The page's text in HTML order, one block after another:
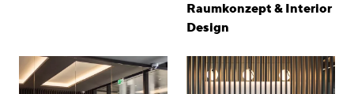
Raumkonzept & Interior
Design